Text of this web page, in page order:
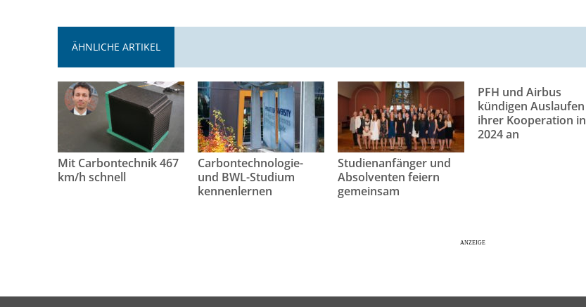
ÄHNLICHE ARTIKEL
Mit Carbontechnik 467
km/h schnell
Carbontechnologie-
und BWL-Studium
kennenlernen
Studienanfänger und
Absolventen feiern
gemeinsam
PFH und Airbus
kündigen Auslaufen
ihrer Kooperation in
2024 an